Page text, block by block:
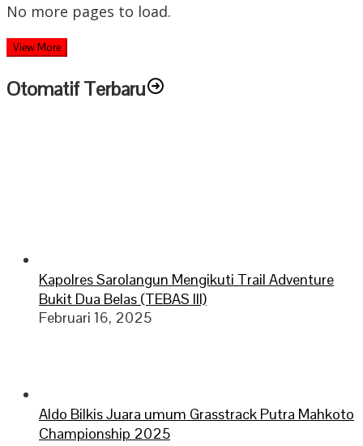
No more pages to load.
View More
Otomatif Terbaru
Kapolres Sarolangun Mengikuti Trail Adventure
Bukit Dua Belas (TEBAS III)
Februari 16, 2025
Aldo Bilkis Juara umum Grasstrack Putra Mahkoto
Championship 2025